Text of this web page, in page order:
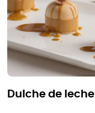
dulche de leche